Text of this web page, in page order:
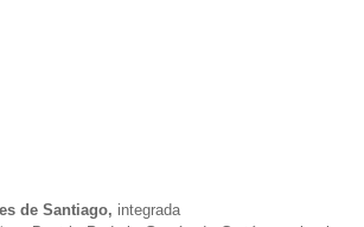
de Santiago, integrada